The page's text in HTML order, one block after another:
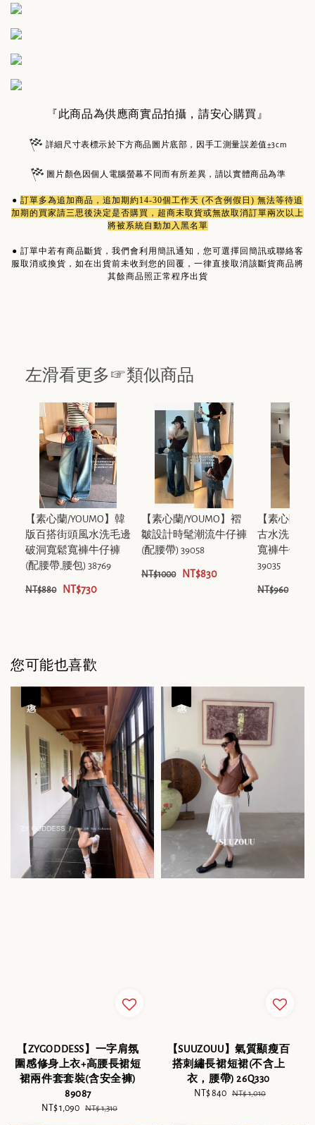
『此商品為供應商實品拍攝，請安心購買』
詳細尺寸表標示於下方商品圖片底部，因手工測量誤差值±3cm
圖片顏色因個人電腦螢幕不同而有所差異，請以實體商品為準
● 訂單多為追加商品 ，追加期約14-30個工作天 (不含例假日) 無法等待追
加期的買家請三思後決定是否購買，超商未取貨或無故取消訂單兩次以上
將被系統自動加入黑名單
● 訂單中若有商品斷貨，我們會利用簡訊通知，您可選擇回簡訊或聯絡客
服取消或換貨，如在出貨前未收到您的回覆，一律直接取消該斷貨商品將
其餘商品照正常程序出貨
左滑看更多☞類似商品
【素心蘭/YOUMO】韓
版百搭街頭風水洗毛邊
破洞寬鬆寬褲牛仔褲
(配腰帶,腰包) 38769
NT$880 NT$730
【素心蘭/YOUMO】褶
皺設計時髦潮流牛仔褲
(配腰帶) 39058
NT$1000 NT$830
【素心蘭/
古水洗高級
寬褲牛仔褲
39035
NT$960
您可能也喜歡
【ZYGODDESS】一字肩氛
圍感修身上衣+高腰長裙短
裙兩件套套裝(含安全褲)
89087
Sale
NT$ 1,090 Regular
NT$ 1,310
【SUUZOUU】氣質顯瘦百
搭刺繡長裙短裙(不含上
衣，腰帶) 26Q330
Sale
NT$ 840 Regular
NT$ 1,010